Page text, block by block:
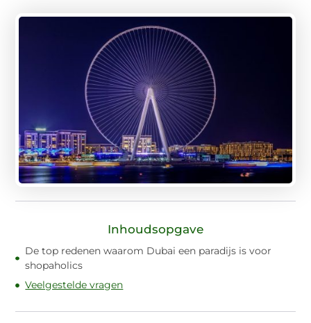
Inhoudsopgave
De top redenen waarom Dubai een paradijs is voor
shopaholics
Veelgestelde vragen